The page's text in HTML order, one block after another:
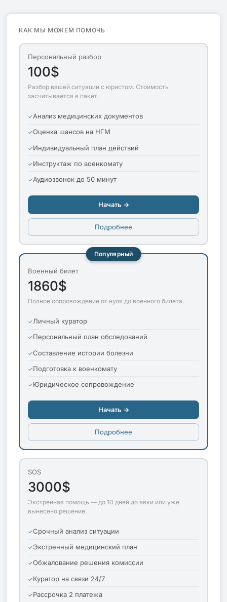
КАК МЫ МОЖЕМ ПОМОЧЬ
Персональный разбор
100$
Разбор вашей ситуации с юристом. Стоимость
засчитывается в пакет.
Анализ медицинских документов
Оценка шансов на НГМ
Индивидуальный план действий
Инструктаж по военкомату
Аудиозвонок до 50 минут
Начать →
Подробнее
Популярный
Военный билет
1860$
Полное сопровождение от нуля до военного билета.
Личный куратор
Персональный план обследований
Составление истории болезни
Подготовка к военкомату
Юридическое сопровождение
Начать →
Подробнее
SOS
3000$
Экстренная помощь — до 10 дней до явки или уже
вынесено решение.
Срочный анализ ситуации
Экстренный медицинский план
Обжалование решения комиссии
Куратор на связи 24/7
Рассрочка 2 платежа